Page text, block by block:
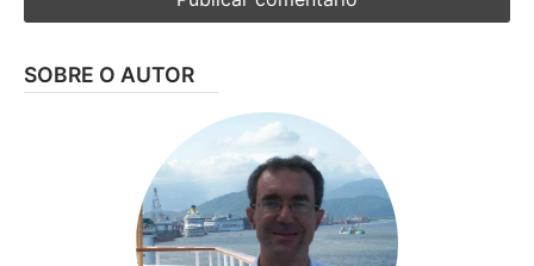
SOBRE O AUTOR